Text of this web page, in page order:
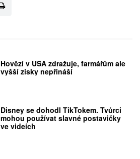
Hovězí v USA zdražuje, farmářům ale
vyšší zisky nepřináší
Disney se dohodl TikTokem. Tvůrci
mohou používat slavné postavičky
ve videích